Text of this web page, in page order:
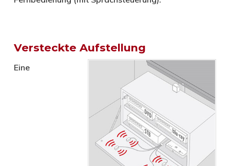
Versteckte Aufstellung
Eine